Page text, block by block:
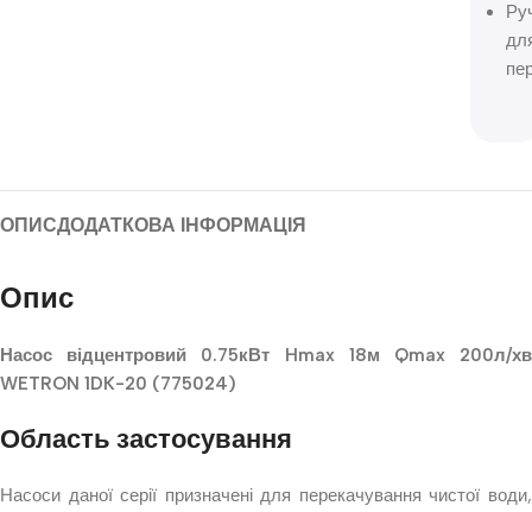
ОПИСДОДАТКОВА ІНФОРМАЦІЯ
Опис
Насос відцентровий 0.75кВт Hmax 18м Qmax 200л/хв
WETRON 1DK-20 (775024)
Область застосування
Насоси даної серії призначені для перекачування чистої води,